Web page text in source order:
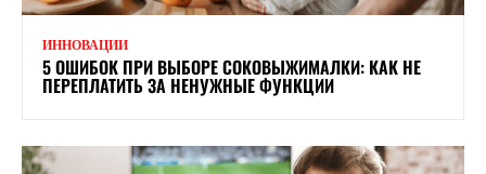
ИННОВАЦИИ
5 ОШИБОК ПРИ ВЫБОРЕ СОКОВЫЖИМАЛКИ: КАК НЕ
ПЕРЕПЛАТИТЬ ЗА НЕНУЖНЫЕ ФУНКЦИИ